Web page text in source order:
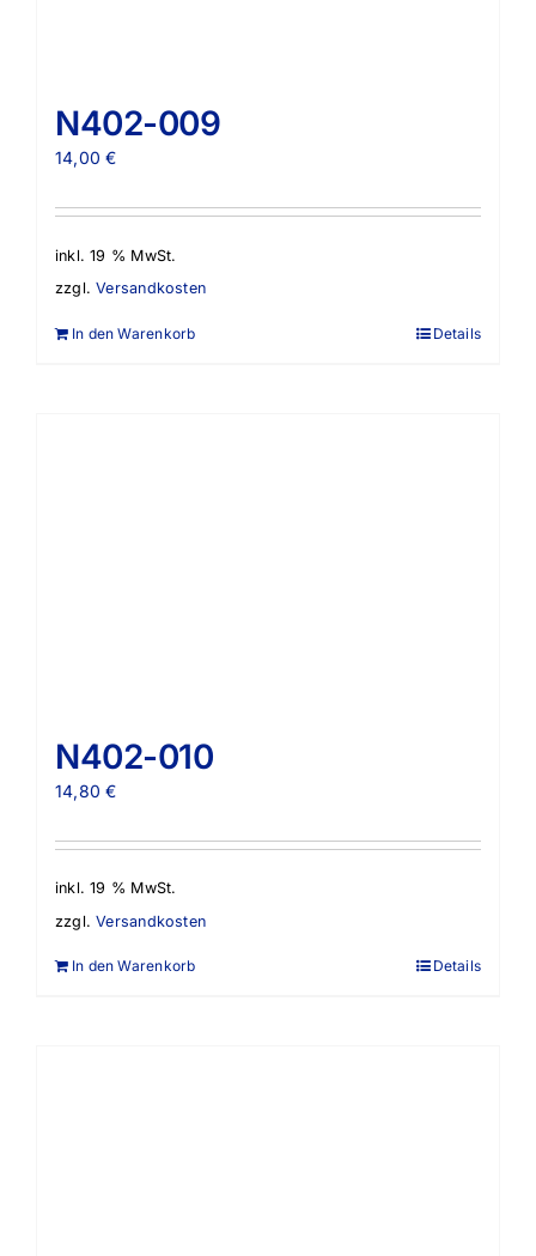
N402-009
14,00€
inkl. 19 % MwSt.
zzgl.Versandkosten
In den Warenkorb Details
N402-010
14,80€
inkl. 19 % MwSt.
zzgl.Versandkosten
In den Warenkorb Details